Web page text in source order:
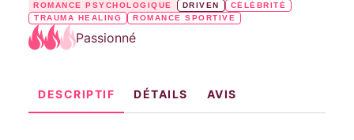
ROMANCE PSYCHOLOGIQUE DRIVEN
CÉLÉBRITÉ
TRAUMA HEALING
ROMANCE SPORTIVE
Passionné
DESCRIPTIF DÉTAILS AVIS